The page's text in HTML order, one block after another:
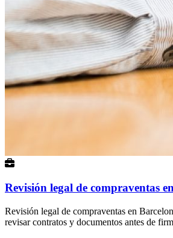
Revisión legal de compraventas
Revisión legal de compraventas en
revisar contratos y documentos antes de